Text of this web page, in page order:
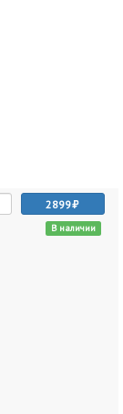
2899
В наличии